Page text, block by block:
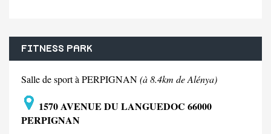
FITNESS PARK
Salle de sport à PERPIGNAN(à 8.4km de Alénya)
1570 AVENUE DU LANGUEDOC 66000
PERPIGNAN